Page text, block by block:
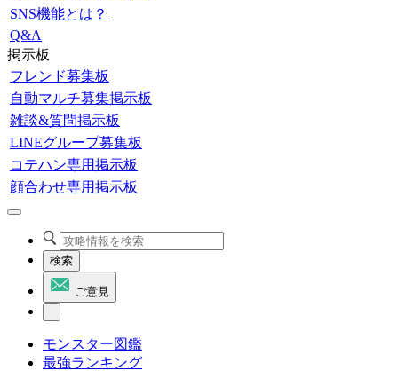
SNS機能とは？
Q&A
掲示板
フレンド募集板
自動マルチ募集掲示板
雑談&質問掲示板
LINEグループ募集板
コテハン専用掲示板
顔合わせ専用掲示板
検索
ご意見
モンスター図鑑
最強ランキング